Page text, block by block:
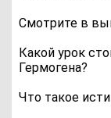
Смотрите в
Какой урок
Гермогена?
Что такое